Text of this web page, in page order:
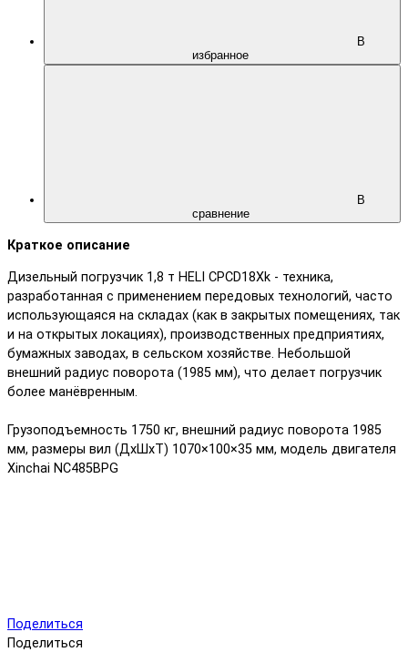
В
избранное
В
сравнение
Краткое описание
Дизельный погрузчик 1,8 т HELI CPCD18Xk - техника,
разработанная с применением передовых технологий, часто
использующаяся на складах (как в закрытых помещениях, так
и на открытых локациях), производственных предприятиях,
бумажных заводах, в сельском хозяйстве. Небольшой
внешний радиус поворота (1985 мм), что делает погрузчик
более манёвренным.
Грузоподъемность 1750 кг, внешний радиус поворота 1985
мм, размеры вил (ДхШхТ) 1070×100×35 мм, модель двигателя
Xinchai NC485BPG
Поделиться
Поделиться